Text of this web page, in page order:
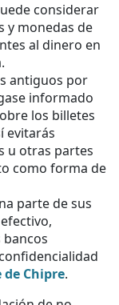
considerar
y monedas de
al dinero en
antiguos por
informado
los billetes
evitarás
u otras partes
como forma de
parte de sus
Chipre.